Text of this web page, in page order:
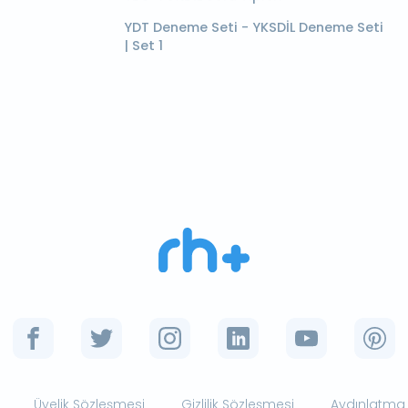
YDT Deneme Seti - YKSDİL Deneme Seti
| Set 1
Üyelik Sözleşmesi Gizlilik Sözleşmesi